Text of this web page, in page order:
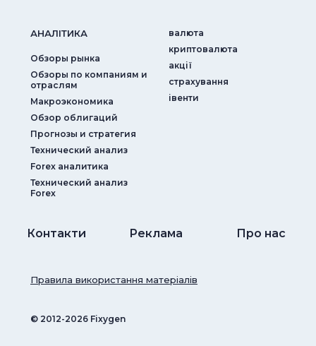
АНАЛIТИКА
Обзоры рынка
Обзоры по компаниям и
отраслям
Макроэкономика
Обзор облигаций
Прогнозы и стратегия
Технический анализ
Forex аналитика
Технический анализ
Forex
валюта
криптовалюта
акції
страхування
iвенти
Контакти Реклама Про нас
© ‎2012-2026 Fixygen
Правила використання матеріалів